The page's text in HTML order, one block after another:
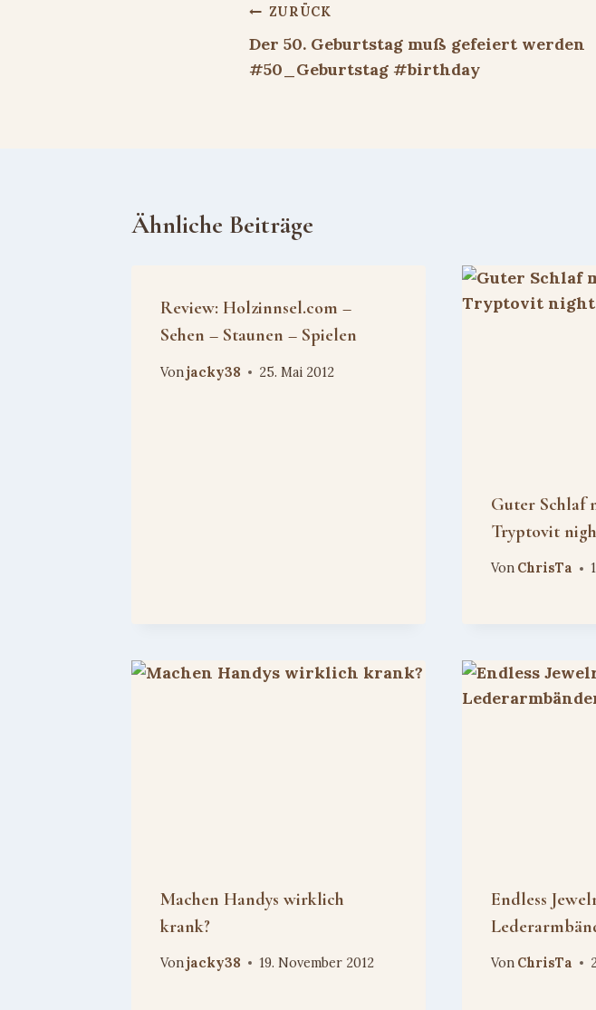
Beitragsnavigation
ZURÜCK
Der 50. Geburtstag muß gefeiert werden
#50_Geburtstag #birthday
Ähnliche Beiträge
Review: Holzinnsel.com –
Sehen – Staunen – Spielen
Vonjacky38 25. Mai 2012
Guter Schlaf
Tryptovit
Von ChrisTa
Machen Handys wirklich
krank?
Vonjacky38 19. November 2012
Endless
Von ChrisTa